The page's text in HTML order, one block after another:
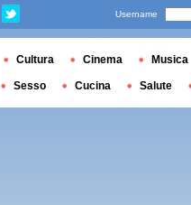
Username
Cultura Cinema Musica
Sesso Cucina Salute